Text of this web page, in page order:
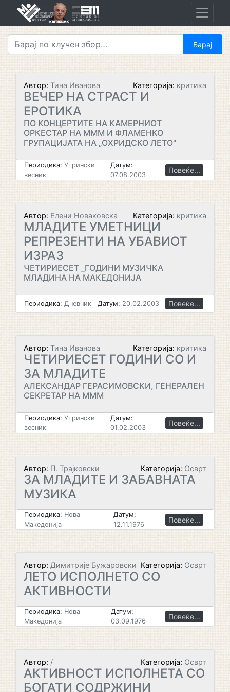
Автор: Тина Иванова Категорија: критика
ВЕЧЕР НА СТРАСТ И
ЕРОТИКА
ПО КОНЦЕРТИТЕ НА КАМЕРНИОТ
ОРКЕСТАР НА МММ И ФЛАМЕНКО
ГРУПАЦИЈАТА НА „ОХРИДСКО ЛЕТО"
Периодика: Утрински
весник
Датум:
07.08.2003
Повеќе...
Автор: Елени Новаковска Категорија: критика
МЛАДИТЕ УМЕТНИЦИ
РЕПРЕЗЕНТИ НА УБАВИОТ
ИЗРАЗ
ЧЕТИРИЕСЕТ _ГОДИНИ МУЗИЧКА
МЛАДИНА НА МАКЕДОНИЈА
Периодика: Дневник Датум: 20.02.2003 Повеќе...
Автор: Тина Иванова Категорија: критика
ЧЕТИРИЕСЕТ ГОДИНИ СО И
ЗА МЛАДИТЕ
АЛЕКСАНДАР ГЕРАСИМОВСКИ, ГЕНЕРАЛЕН
СЕКРЕТАР НА МММ
Периодика: Утрински
весник
Датум:
01.02.2003
Повеќе...
Автор: П. Трајковски Категорија: Осврт
ЗА МЛАДИТЕ И ЗАБАВНАТА
МУЗИКА
Периодика: Нова
Македонија
Датум:
12.11.1976
Повеќе...
Автор: Димитрије Бужаровски Категорија: Осврт
ЛЕТО ИСПОЛНЕТО СО
АКТИВНОСТИ
Периодика: Нова
Македонија
Датум:
03.09.1976
Повеќе...
Автор: / Категорија: Осврт
АКТИВНОСТ ИСПОЛНЕТА СО
БОГАТИ СОДРЖИНИ